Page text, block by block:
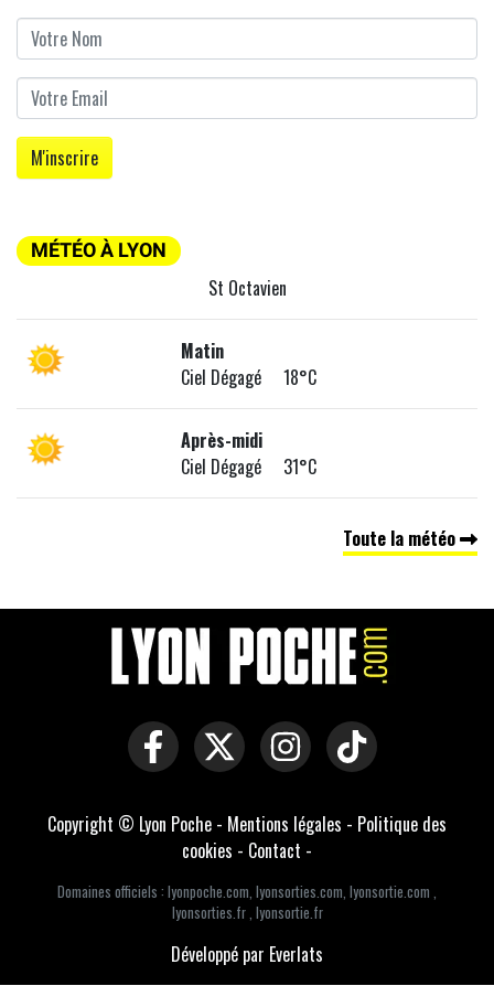
MÉTÉO À LYON
St Octavien
Matin
Ciel Dégagé 18°C
Après-midi
Ciel Dégagé 31°C
Toute la météo
Copyright © Lyon Poche - Mentions légales - Politique des
cookies - Contact -
Domaines officiels : lyonpoche.com, lyonsorties.com, lyonsortie.com ,
lyonsorties.fr, lyonsortie.fr
Développé par Everlats